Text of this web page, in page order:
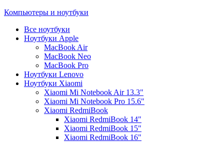
Компьютеры и ноутбуки
Все ноутбуки
Ноутбуки Apple
MacBook Air
MacBook Neo
MacBook Pro
Ноутбуки Lenovo
Ноутбуки Xiaomi
Xiaomi Mi Notebook Air 13.3"
Xiaomi Mi Notebook Pro 15.6"
Xiaomi RedmiBook
Xiaomi RedmiBook 14"
Xiaomi RedmiBook 15"
Xiaomi RedmiBook 16"